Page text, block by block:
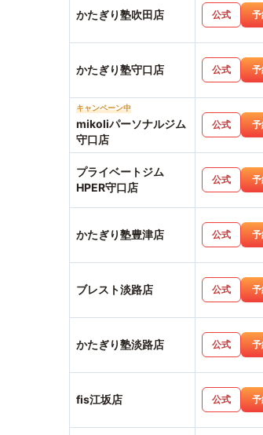
かたぎり塾吹田店 公式
かたぎり塾守口店 公式
キャンペーン中
mikoliパーソナルジム
守口店
公式
プライベートジム
HPER守口店
公式
かたぎり塾豊津店 公式
ブレスト淡路店 公式
かたぎり塾淡路店 公式
fis江坂店 公式